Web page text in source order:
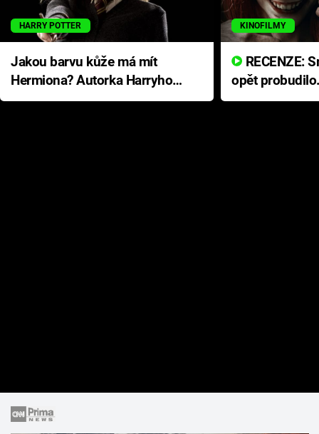
HARRY POTTER
Jakou barvu kůže má mít
Hermiona? Autorka Harryho
Pottera přišla s ráznou
KINOFILMY
opět
přichází s